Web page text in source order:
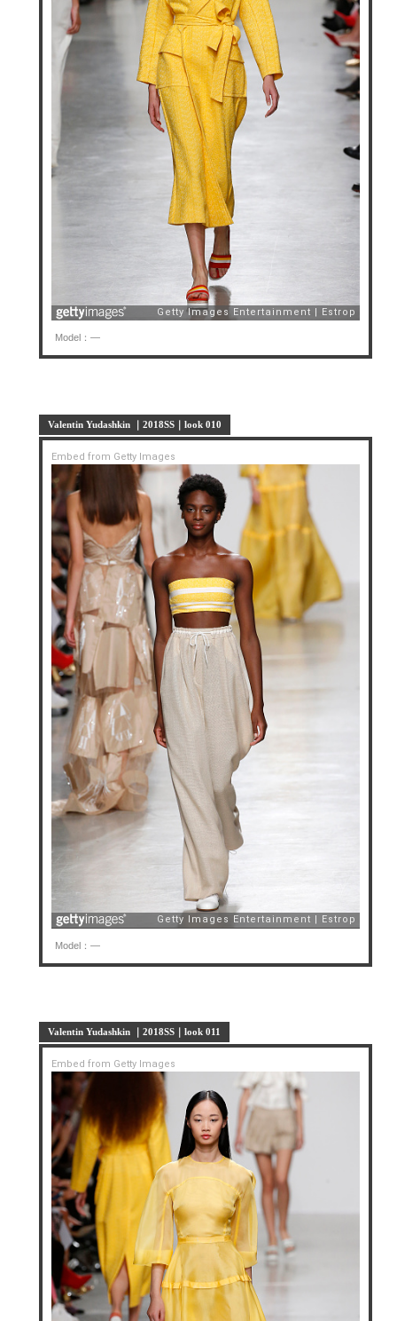
Model：—
Valentin Yudashkin ｜2018SS｜look 010
Embed from Getty Images
Model：—
Valentin Yudashkin ｜2018SS｜look 011
Embed from Getty Images